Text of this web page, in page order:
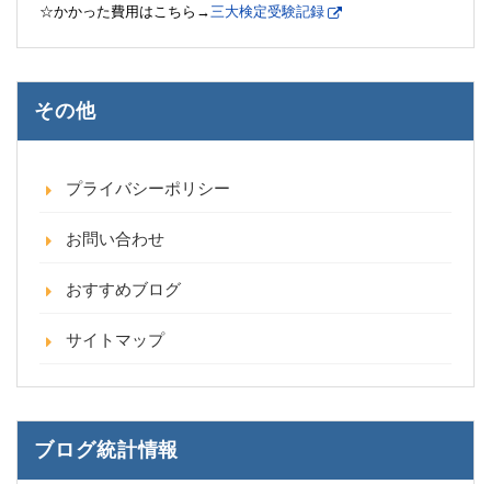
☆かかった費用はこちら→三大検定受験記録
その他
プライバシーポリシー
お問い合わせ
おすすめブログ
サイトマップ
ブログ統計情報